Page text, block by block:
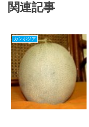
関連記事
カンボジア